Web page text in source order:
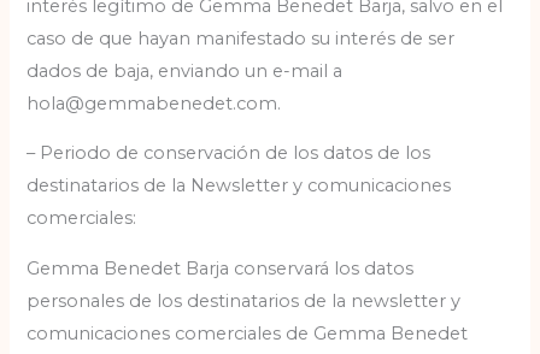
interés legítimo de Gemma Benedet Barja, salvo en el
caso de que hayan manifestado su interés de ser
dados de baja, enviando un e-mail a
hola@gemmabenedet.com.
– Periodo de conservación de los datos de los
destinatarios de la Newsletter y comunicaciones
comerciales:
Gemma Benedet Barja conservará los datos
personales de los destinatarios de la newsletter y
comunicaciones comerciales de Gemma Benedet